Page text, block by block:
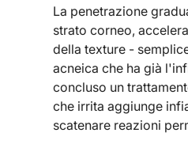
La penetrazione
strato corneo,
della texture -
acneica che ha già
concluso un
che irrita aggiunge
scatenare reazioni